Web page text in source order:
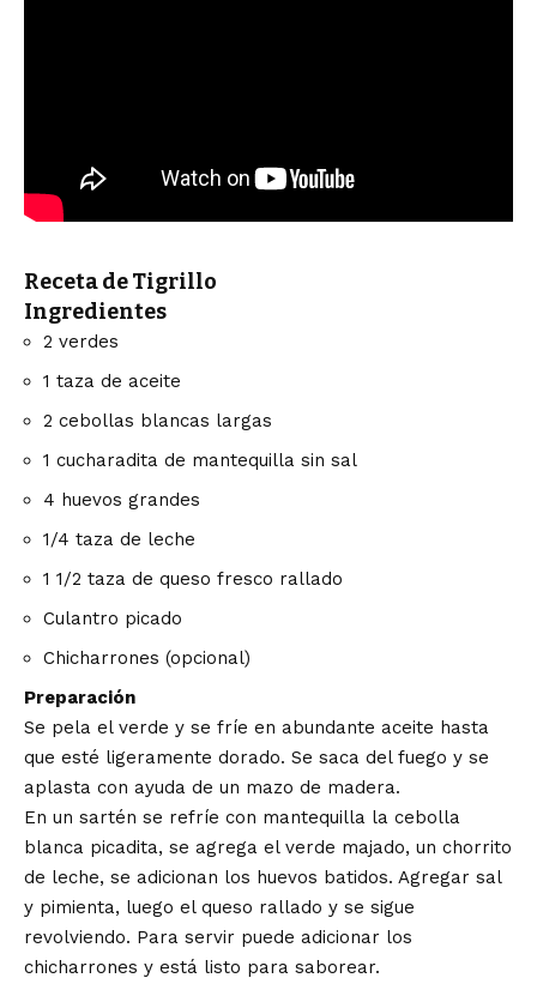
Receta de Tigrillo
Ingredientes
2 verdes
1 taza de aceite
2 cebollas blancas largas
1 cucharadita de mantequilla sin sal
4 huevos grandes
1/4 taza de leche
1 1/2 taza de queso fresco rallado
Culantro picado
Chicharrones (opcional)
Preparación
Se pela el verde y se fríe en abundante aceite hasta
que esté ligeramente dorado. Se saca del fuego y se
aplasta con ayuda de un mazo de madera.
En un sartén se refríe con mantequilla la cebolla
blanca picadita, se agrega el verde majado, un chorrito
de leche, se adicionan los huevos batidos. Agregar sal
y pimienta, luego el queso rallado y se sigue
revolviendo. Para servir puede adicionar los
chicharrones y está listo para saborear.